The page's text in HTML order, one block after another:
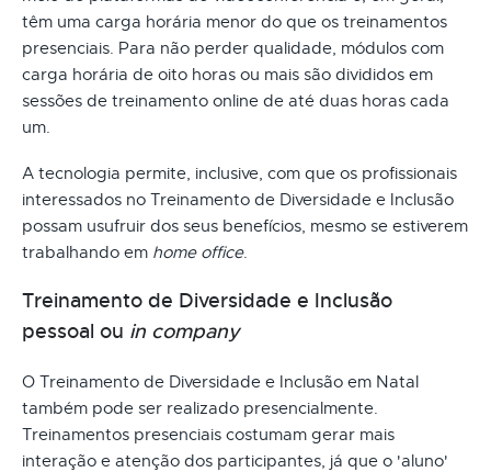
têm uma carga horária menor do que os treinamentos
presenciais. Para não perder qualidade, módulos com
carga horária de oito horas ou mais são divididos em
sessões de treinamento online de até duas horas cada
um.
A tecnologia permite, inclusive, com que os profissionais
interessados no Treinamento de Diversidade e Inclusão
possam usufruir dos seus benefícios, mesmo se estiverem
trabalhando em home office.
Treinamento de Diversidade e Inclusão
pessoal ou in company
O Treinamento de Diversidade e Inclusão em Natal
também pode ser realizado presencialmente.
Treinamentos presenciais costumam gerar mais
interação e atenção dos participantes, já que o 'aluno'